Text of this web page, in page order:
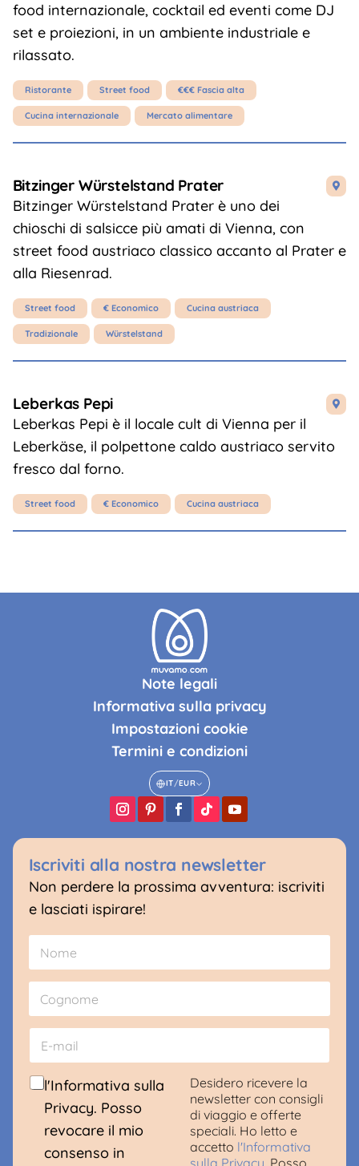
food internazionale, cocktail ed eventi come DJ
set e proiezioni, in un ambiente industriale e
rilassato.
Ristorante Street food €€€ Fascia alta
Cucina internazionale Mercato alimentare

Bitzinger Würstelstand Prater
Bitzinger Würstelstand Prater è uno dei
chioschi di salsicce più amati di Vienna, con
street food austriaco classico accanto al Prater e
alla Riesenrad.
Street food € Economico Cucina austriaca
Tradizionale Würstelstand

Leberkas Pepi
Leberkas Pepi è il locale cult di Vienna per il
Leberkäse, il polpettone caldo austriaco servito
fresco dal forno.
Street food € Economico Cucina austriaca
Note legali
Informativa sulla privacy
Impostazioni cookie
Termini e condizioni
IT/EUR
Iscriviti alla nostra newsletter
Non perdere la prossima avventura: iscriviti
e lasciati ispirare!
m
e
m
a
NC l'Informativa sulla
Privacy. Posso
revocare il mio
consenso in
Desidero ricevere la
newsletter con consigli
di viaggio e offerte
speciali. Ho letto e
accetto l'Informativa
sulla Privacy . Posso